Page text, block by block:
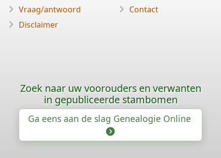
Vraag/antwoord
Disclaimer
Contact
Zoek naar uw voorouders en verwanten
in gepubliceerde stambomen
Ga eens aan de slag Genealogie Online